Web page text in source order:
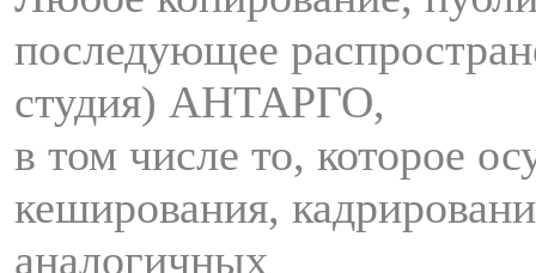
последующее
студия) АНТАРГО,
в том числе то, которое
кеширования,
аналогичных